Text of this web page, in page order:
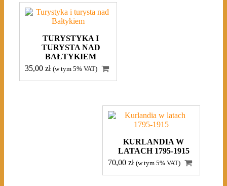
TURYSTYKA I
TURYSTA NAD
BAŁTYKIEM
35,00 zł (w tym 5% VAT)
KURLANDIA W
LATACH 1795-1915
70,00 zł (w tym 5% VAT)